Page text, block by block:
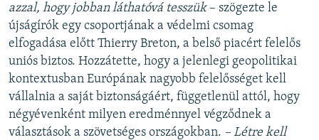
azzal, hogy jobban láthatóvá tesszük – szögezte le
újságírók egy csoportjának a védelmi csomag
elfogadása előtt Thierry Breton, a belső piacért felelős
uniós biztos. Hozzátette, hogy a jelenlegi geopolitikai
kontextusban Európának nagyobb felelősséget kell
vállalnia a saját biztonságáért, függetlenül attól, hogy
négyévenként milyen eredménnyel végződnek a
választások a szövetséges országokban. – Létre kell